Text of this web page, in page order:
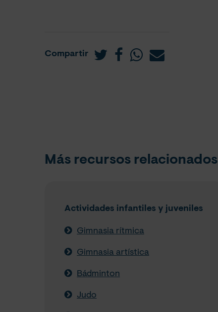
Compartir
Más recursos relacionados
Actividades infantiles y juveniles
Gimnasia rítmica
Gimnasia artística
Bádminton
Judo